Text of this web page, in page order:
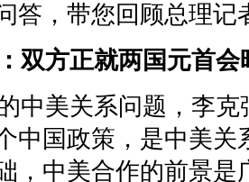
答，带您回顾总理记
双方正就两国元首会
中美关系问题，李
中国政策，是中美关
，中美合作的前景是